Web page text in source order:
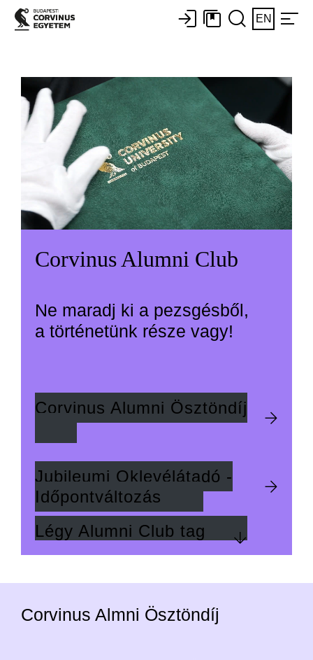
EN
Corvinus Alumni Club
Ne maradj ki a pezsgésből,
a történetünk része vagy!
Corvinus Alumni Ösztöndíj
Jubileumi Oklevélátadó -
Időpontváltozás
Légy Alumni Club tag
Corvinus Almni Ösztöndíj